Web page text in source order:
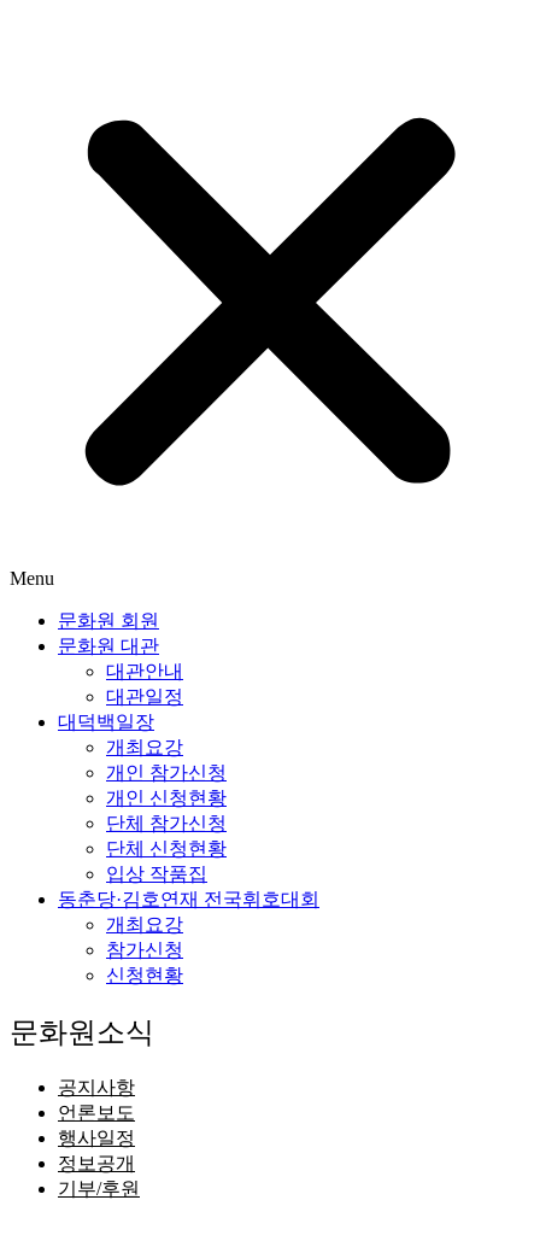
Menu
문화원 회원
문화원 대관
대관안내
대관일정
대덕백일장
개최요강
개인 참가신청
개인 신청현황
단체 참가신청
단체 신청현황
입상 작품집
동춘당·김호연재 전국휘호대회
개최요강
참가신청
신청현황
문화원소식
공지사항
언론보도
행사일정
정보공개
기부/후원